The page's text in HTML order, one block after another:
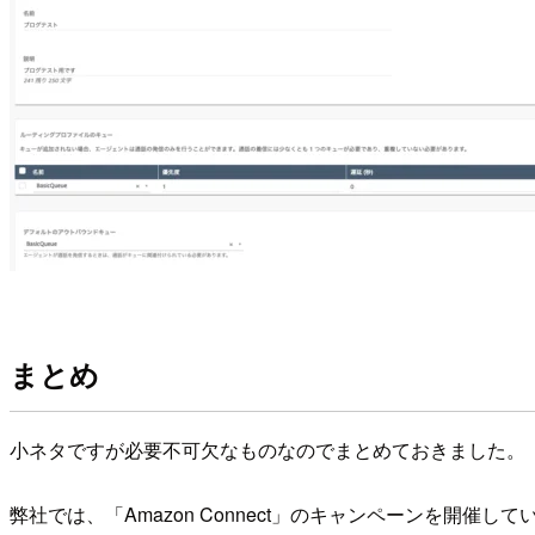
まとめ
小ネタですが必要不可欠なものなのでまとめておきました。
弊社では、「Amazon Connect」のキャンペーンを開催して